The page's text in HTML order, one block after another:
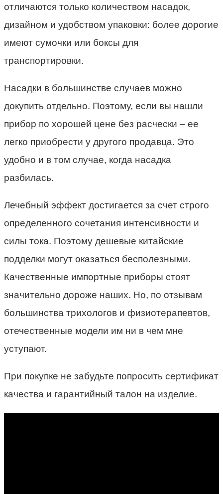
отличаются только количеством насадок,
дизайном и удобством упаковки: более дорогие
имеют сумочки или боксы для
транспортировки.
Насадки в большинстве случаев можно
докупить отдельно. Поэтому, если вы нашли
прибор по хорошей цене без расчески – ее
легко приобрести у другого продавца. Это
удобно и в том случае, когда насадка
разбилась.
Лечебный эффект достигается за счет строго
определенного сочетания интенсивности и
силы тока. Поэтому дешевые китайские
подделки могут оказаться бесполезными.
Качественные импортные приборы стоят
значительно дороже наших. Но, по отзывам
большинства трихологов и физиотерапевтов,
отечественные модели им ни в чем мне
уступают.
При покупке не забудьте попросить сертификат
качества и гарантийный талон на изделие.